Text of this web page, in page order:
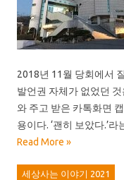
2018년 11월 당회에서
발언권 자체가 없었던
와 주고 받은 카톡화면
용이다. ‘괜히 보았다.’
Read More »
세상사는 이야기 2021